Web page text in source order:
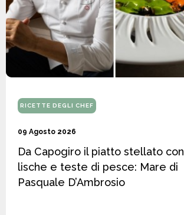
RICETTE DEGLI CHEF
09 Agosto 2026
Da Capogiro il piatto stellato con
lische e teste di pesce: Mare di
Pasquale D’Ambrosio